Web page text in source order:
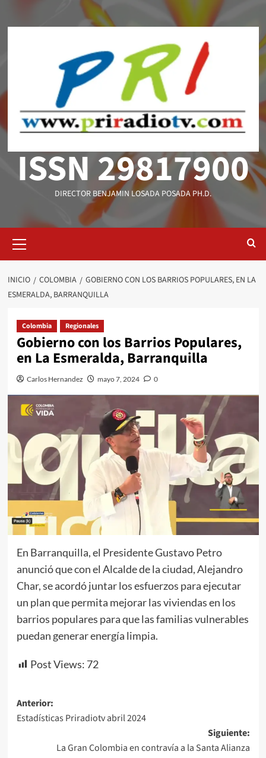
ISSN 29817900
DIRECTOR BENJAMIN LOSADA POSADA PH.D.
primario
INICIO COLOMBIA
GOBIERNO CON LOS BARRIOS POPULARES, EN LA
ESMERALDA, BARRANQUILLA
Colombia Regionales
Gobierno con los Barrios Populares,
en La Esmeralda, Barranquilla
Carlos Hernandez mayo 7, 2024 0
En Barranquilla, el Presidente Gustavo Petro
anunció que con el Alcalde de la ciudad, Alejandro
Char, se acordó juntar los esfuerzos para ejecutar
un plan que permita mejorar las viviendas en los
barrios populares para que las familias vulnerables
puedan generar energía limpia.
Post Views: 72
Navegación
de
entradas
Anterior:
Estadísticas Priradiotv abril 2024
Siguiente:
La Gran Colombia en contravía a la Santa Alianza